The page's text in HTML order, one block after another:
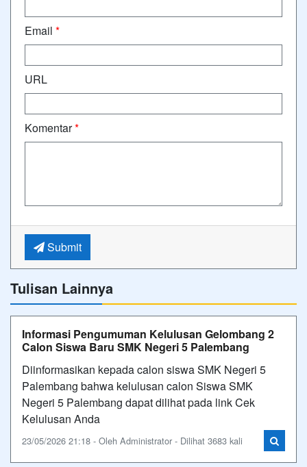
Email *
URL
Komentar*
Submit
Tulisan Lainnya
Informasi Pengumuman Kelulusan Gelombang 2
Calon Siswa Baru SMK Negeri 5 Palembang
Diinformasikan kepada calon siswa SMK Negeri 5
Palembang bahwa kelulusan calon Siswa SMK
Negeri 5 Palembang dapat dilihat pada link Cek
Kelulusan Anda
23/05/2026 21:18 - Oleh Administrator - Dilihat 3683 kali